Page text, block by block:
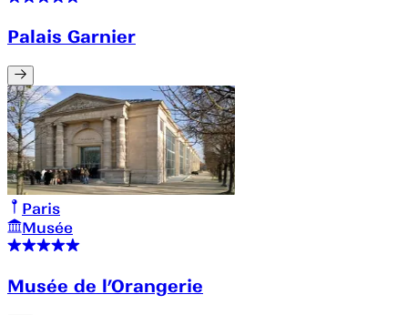
Palais Garnier
Paris
Musée
Musée de l’Orangerie